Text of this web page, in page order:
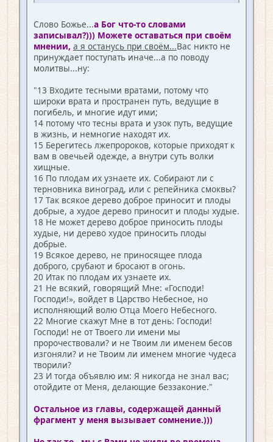
Слово Божье...а Бог что-то словами
записывал?))) Можете оставаться при своём
мнении, а я останусь при своём...Вас никто не
принуждает поступать иначе...а по поводу
молитвы...ну:
"13 Входите тесными вратами, потому что
широки врата и пространен путь, ведущие в
погибель, и многие идут ими;
14 потому что тесны врата и узок путь, ведущие
в жизнь, и немногие находят их.
15 Берегитесь лжепророков, которые приходят к
вам в овечьей одежде, а внутри суть волки
хищные.
16 По плодам их узнаете их. Собирают ли с
терновника виноград, или с репейника смоквы?
17 Так всякое дерево доброе приносит и плоды
добрые, а худое дерево приносит и плоды худые.
18 Не может дерево доброе приносить плоды
худые, ни дерево худое приносить плоды
добрые.
19 Всякое дерево, не приносящее плода
доброго, срубают и бросают в огонь.
20 Итак по плодам их узнаете их.
21 Не всякий, говорящий Мне: «Господи!
Господи!», войдет в Царство Небесное, но
исполняющий волю Отца Моего Небесного.
22 Многие скажут Мне в тот день: Господи!
Господи! не от Твоего ли имени мы
пророчествовали? и не Твоим ли именем бесов
изгоняли? и не Твоим ли именем многие чудеса
творили?
23 И тогда объявлю им: Я никогда не знал вас;
отойдите от Меня, делающие беззаконие."
Остальное из главы, содержащей данный
фрагмент у меня вызывает сомнение.)))